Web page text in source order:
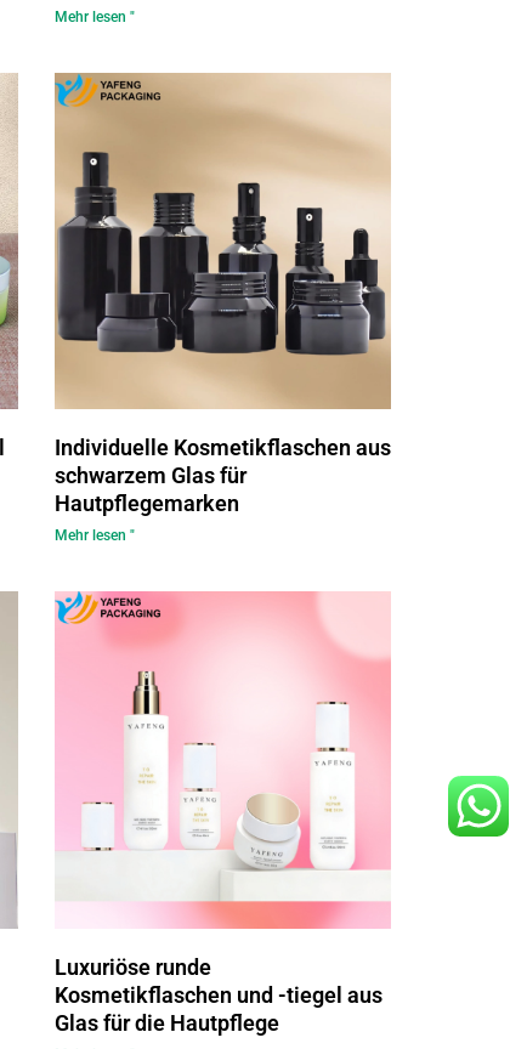
Mehr lesen "
Individuelle Kosmetikflaschen aus
schwarzem Glas für
Hautpflegemarken
Mehr lesen "
Luxuriöse runde
Kosmetikflaschen und -tiegel aus
Glas für die Hautpflege